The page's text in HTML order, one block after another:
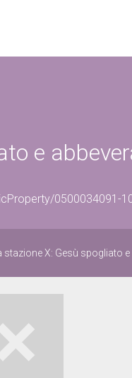
e
0500034091-
stazione X: Gesù spogliato e